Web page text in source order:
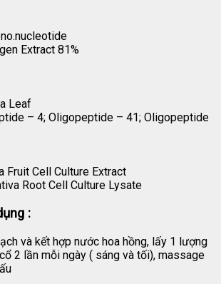
Extract 81%
Leaf
– 4; Oligopeptide – 41; Oligopeptide
Fruit Cell Culture Extract
Root Cell Culture Lysate
:
và kết hợp nước hoa hồng, lấy 1 lượng
2 lần mỗi ngày ( sáng và tối), massage